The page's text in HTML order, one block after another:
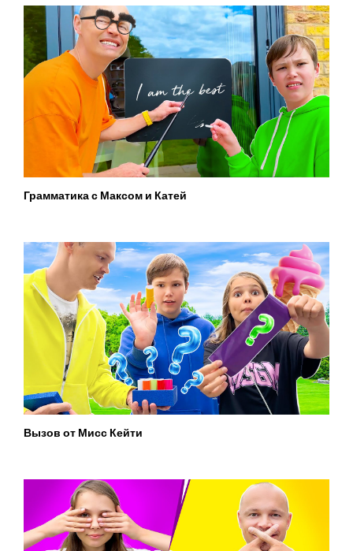
Грамматика с Максом и Катей
Вызов от Мисс Кейти